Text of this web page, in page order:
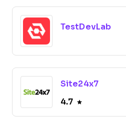
TestDevLab
Site24x7
4.7